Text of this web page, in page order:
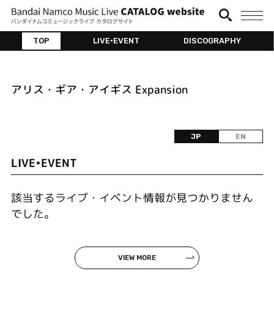
TOP LIVE•EVENT DISCOGRAPHY
アリス・ギア・アイギス Expansion
JP EN
LIVE•EVENT
該当するライブ・イベント情報が見つかりません
でした。
VIEW MORE